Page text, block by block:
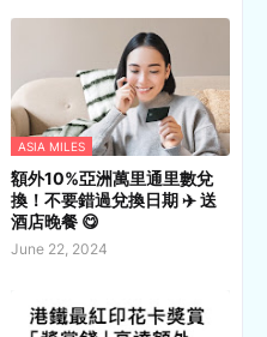
ASIA MILES
額外10%亞洲萬里通里數兌
換！不要錯過兌換日期 ✈️ 送
酒店晚餐 😋
June 22, 2024